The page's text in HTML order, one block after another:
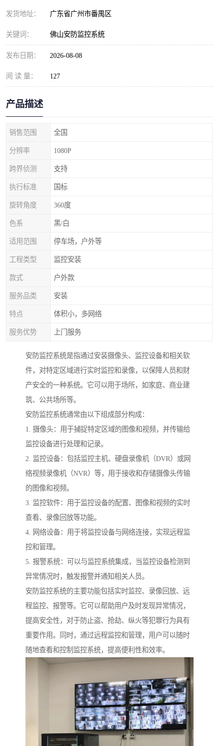
发货地址： 广东省广州市番禺区
关键词： 佛山安防监控系统
发布日期： 2026-08-08
阅 读 量： 127
产品描述
销售范围 全国
分辨率 1080P
跨界侦测 支持
执行标准 国标
旋转角度 360度
色系 黑/白
适用范围 停车场，户外等
工程类型 监控安装
款式 户外款
服务品类 安装
特点 体积小，多网络
服务优势 上门服务
安防监控系统是指通过安装摄像头、监控设备和相关软
件，对特定区域进行实时监控和录像，以保障人员和财
产安全的一种系统。它可以用于场所，如家庭、商业建
筑、公共场所等。
安防监控系统通常由以下组成部分构成：
1. 摄像头：用于捕捉特定区域的图像和视频，并传输给
监控设备进行处理和记录。
2. 监控设备：包括监控主机、硬盘录像机（DVR）或网
络视频录像机（NVR）等，用于接收和存储摄像头传输
的图像和视频。
3. 监控软件：用于监控设备的配置、图像和视频的实时
查看、录像回放等功能。
4. 网络设备：用于将监控设备与网络连接，实现远程监
控和管理。
5. 报警系统：可以与监控系统集成，当监控设备检测到
异常情况时，触发报警并通知相关人员。
安防监控系统的主要功能包括实时监控、录像回放、远
程监控、报警等。它可以帮助用户及时发现异常情况，
提高安全性，对于防止盗、抢劫、纵火等犯罪行为具有
重要作用。同时，通过远程监控和管理，用户可以随时
随地查看和控制监控系统，提高便利性和效率。